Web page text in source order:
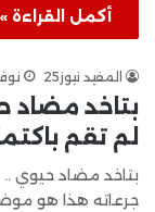
أكمل القراءة »
المفيد نيوز25
بتاخد مضاد
لم تقم
بتاخد مضاد حيوي
جرعاته هذا هو